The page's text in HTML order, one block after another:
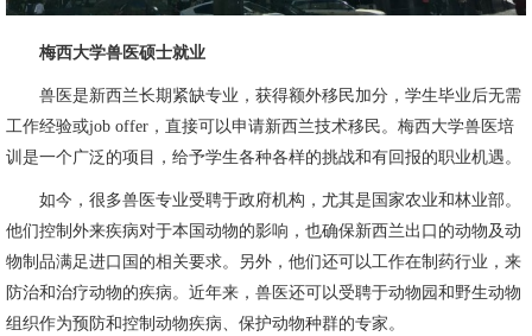
梅西大学兽医硕士就业
兽医是新西兰长期紧缺专业，获得额外移民加分，学生毕业后无需
工作经验或job offer，直接可以申请新西兰技术移民。梅西大学兽医培
训是一个广泛的项目，给予学生各种各样的挑战和有回报的职业机遇。
如今，很多兽医专业受聘于政府机构，尤其是国家农业和林业部。
他们控制外来疾病对于本国动物的影响，也确保新西兰出口的动物及动
物制品满足进口国的相关要求。另外，他们还可以工作在制药行业，来
防治和治疗动物的疾病。近年来，兽医还可以受聘于动物园和野生动物
组织作为预防和控制动物疾病、保护动物种群的专家。